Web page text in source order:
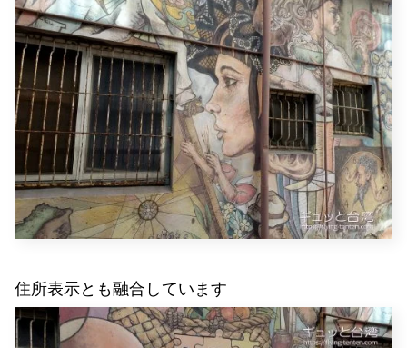
住所表示とも融合しています